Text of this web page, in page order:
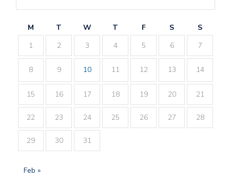
M T W T F S
S
1
2 3 4 5 6 7
8 9 10 11 12 13 14
15 16 17 18 19 20 21
22 23 24 25 26 27 28
29 30 31
Feb »